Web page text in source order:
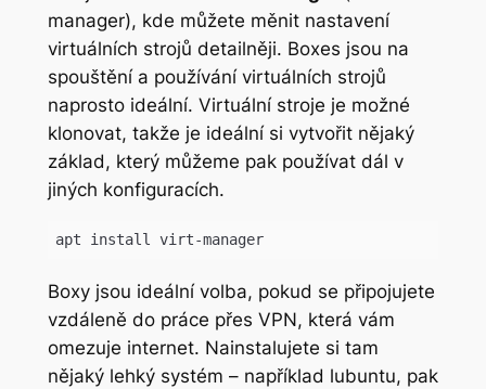
manager), kde můžete měnit nastavení
virtuálních strojů detailněji. Boxes jsou na
spouštění a používání virtuálních strojů
naprosto ideální. Virtuální stroje je možné
klonovat, takže je ideální si vytvořit nějaký
základ, který můžeme pak používat dál v
jiných konfiguracích.
apt install virt-manager
Boxy jsou ideální volba, pokud se připojujete
vzdáleně do práce přes VPN, která vám
omezuje internet. Nainstalujete si tam
nějaký lehký systém – například lubuntu, pak